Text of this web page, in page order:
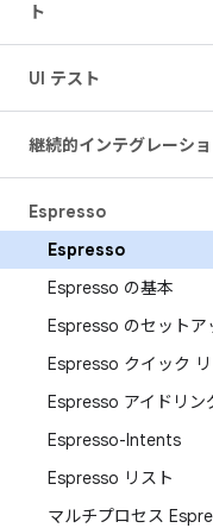
ト
UI テスト
継続的インテグレーシ
Espresso
Espresso
Espresso の基本
Espresso のセットア
Espresso クイック
Espresso アイドリン
Espresso-Intents
Espresso リスト
マルチプロセス